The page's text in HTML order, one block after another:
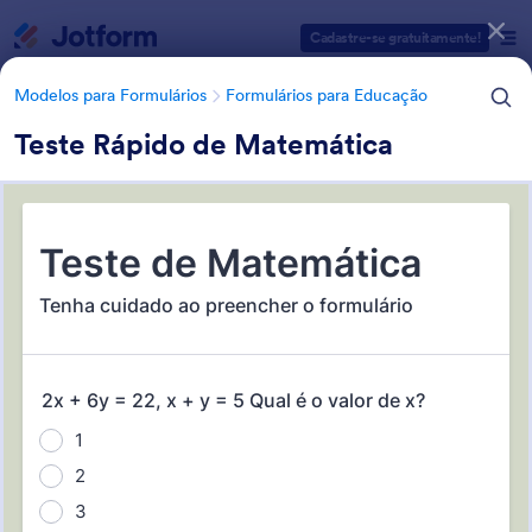
Cadastre-se gratuitamente!
Modelos para Formulários Formulários para Educação
Teste Rápido de Matemática
Modelos para Formulários Formulários para Educação
Formulários para Provas
Categorias de Modelos para Formulários